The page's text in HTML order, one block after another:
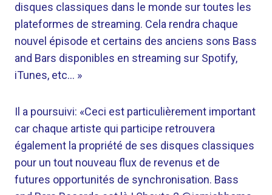
disques classiques dans le monde sur toutes les
plateformes de streaming. Cela rendra chaque
nouvel épisode et certains des anciens sons Bass
and Bars disponibles en streaming sur Spotify,
iTunes, etc… »
Il a poursuivi: «Ceci est particulièrement important
car chaque artiste qui participe retrouvera
également la propriété de ses disques classiques
pour un tout nouveau flux de revenus et de
futures opportunités de synchronisation. Bass